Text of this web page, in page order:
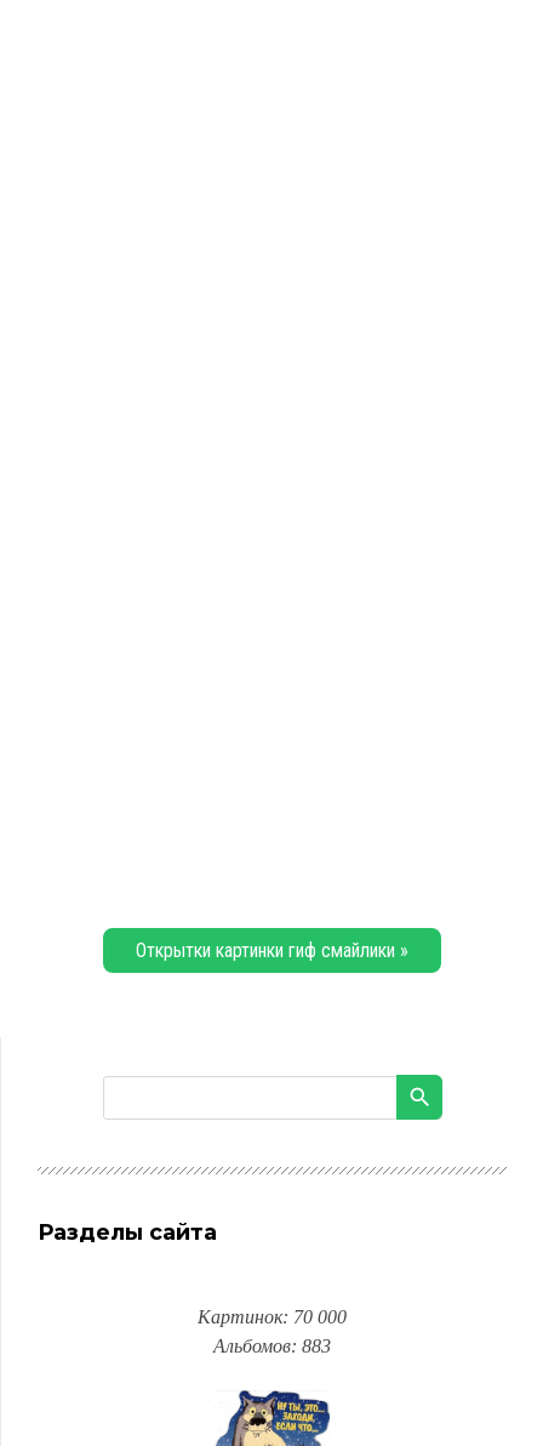
Открытки картинки гиф смайлики »
Разделы сайта
Картинок: 70 000
Альбомов: 883